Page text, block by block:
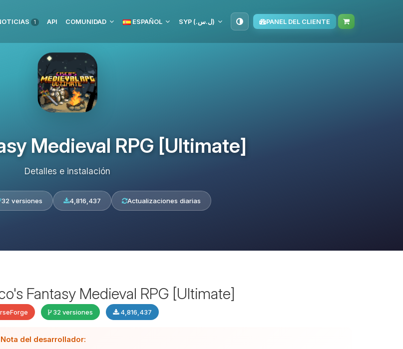
1 API COMUNIDAD ESPAÑOL SYP (ل.س.‏) PANEL DEL CLIENTE
Medieval RPG [Ultimate]
Detalles e instalación
32 versiones 4,816,437 Actualizaciones diarias
Fantasy Medieval RPG [Ultimate]
32 versiones 4,816,437
Nota del desarrollador: